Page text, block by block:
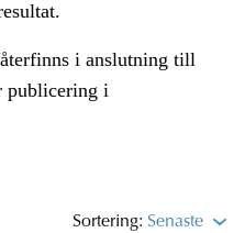
i anslutning till
publicering i
Sortering: Senaste